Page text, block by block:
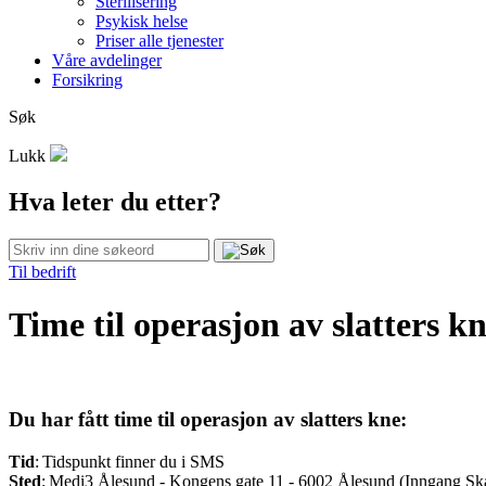
Psykisk helse
Priser alle tjenester
Våre avdelinger
Forsikring
Søk
Lukk
Hva leter du etter?
Til bedrift
Time til operasjon av slatters
Du har fått time til operasjon av slatters kne:
Tid: Tidspunkt finner du i SMS
Sted: Medi3 Ålesund - Kongens gate 11 - 6002 Ålesund (Inngang